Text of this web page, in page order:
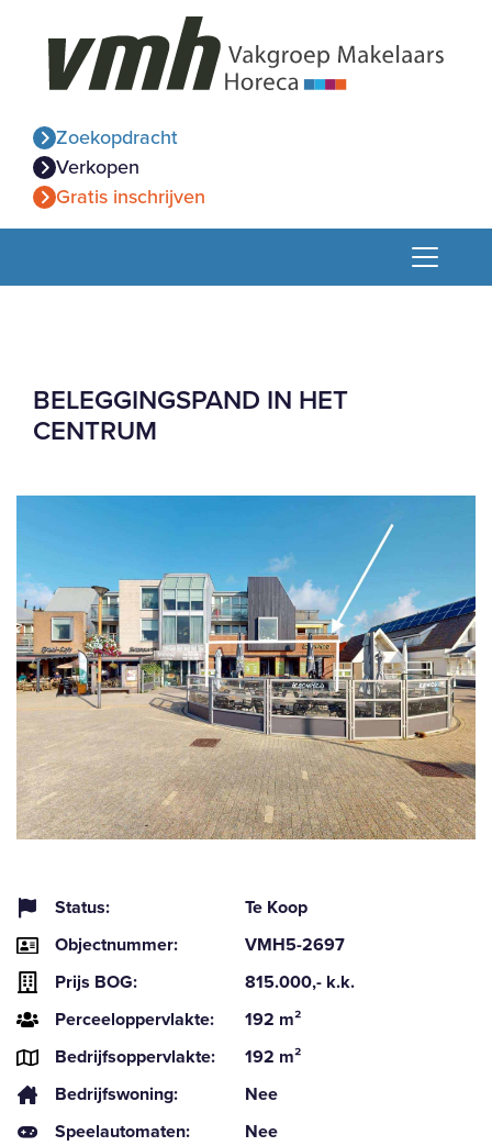
Zoekopdracht
Verkopen
Gratis inschrijven
BELEGGINGSPAND IN HET
CENTRUM
Status:
Te Koop
Objectnummer:
VMH5-2697
Prijs BOG:
815.000,- k.k.
Perceeloppervlakte:
192 m²
Bedrijfsoppervlakte:
192 m²
Bedrijfswoning:
Nee
Speelautomaten:
Nee